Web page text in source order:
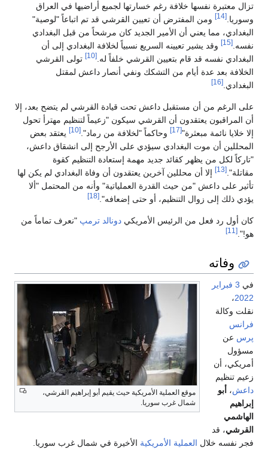
تزال معتبرة نفسها خلافة رغم خسارتها لجميع أراضيها في العراق
وسوريا.[14]
ومن المفترض أن تعيين القرشي قد تم اتباعاً "لوصية"
البغدادي، مما يعني أن الأمير الجديد كان مرشحاً من قبل البغدادي
نفسه.[15]
وقد يشير تعيينه السريع نسبياً لخلافة البغدادي إلى أن
البغدادي نفسه قد قام بتعيين القرشي خلفاً له.[10]
تولى القرشي
الخلافة بعد عدة أيام من التشكك ونفي أنصار داعش لمقتل
البغدادي.[16]
على الرغم من أن مستقبل داعش تحت قيادة القرشي لم يتضح بعد، إلا
أن المراقبون يعتقدون أن القرشي سيكون "زعيماً لتنظيم مهترأ تحول
إلا خلايا نائمة مبعثرة"[17] وحاكماً "لخلافة من رماد".[10]
يعتقد بعض
المحللين أن موت البغدادي سيؤدي على الأرجح إلى انشقاق داعش،
"تاركاً لكل من يظهر كقائد جديد مهمة إستعادة التنظيم كقوة
مقاتلة".[13]
إلا أن محللين آخرين يعتقدون أن وفاة البغدادي لم يكن لها
تأثير على داعش "من حيث القدرة العملياتية" وأنه من المحتمل "ألا
يؤدي ذلك إلى زوال التنظيم، أو حتى إضعافه".[18]
كان أول رد فعل من الرئيس الأمريكي دونالد ترمپ "نعرف تماماً من
هو!".[11]
وفاته
موقع العملية الأمريكية حيث يقيم أبو إبراهيم القرشي،
شمال غرب سوريا.
في 3 فبراير
2022،
نقلت وكالة
فرانس
پرس عن
مسؤول
أمريكي، أن
زعيم تنظيم
داعش، أبو
إبراهيم
الهاشمي
القرشي، قد
فجر نفسه خلال العملية الأمريكية الأخيرة في شمال غرب سوريا.